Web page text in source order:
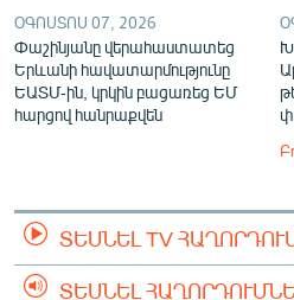
ՕԳՈՍՏՈՍ 07, 2026
Փաշինյանը վերահաստատեց
Երևանի հավատարմությունը
ԵԱՏՄ-ին, կրկին բացառեց ԵՄ
հարցով հանրաքվեն
ՏԵՍՆԵԼ TV
ՏԵՍՆԵԼ